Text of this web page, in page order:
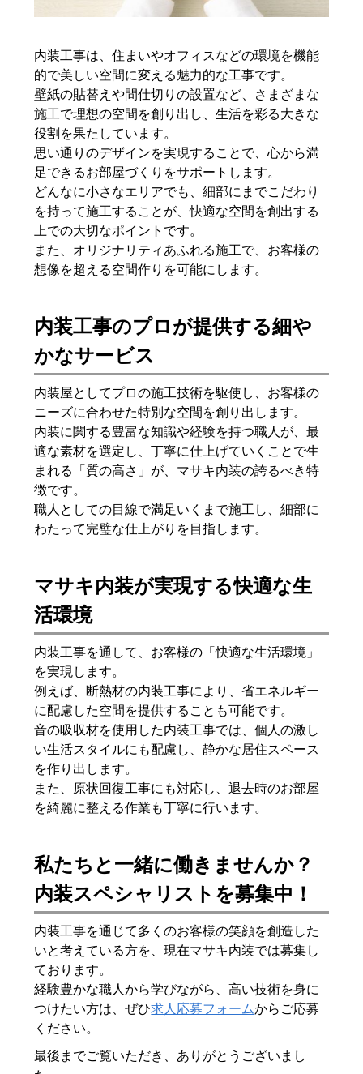
内装工事は、住まいやオフィスなどの環境を機能
的で美しい空間に変える魅力的な工事です。
壁紙の貼替えや間仕切りの設置など、さまざまな
施工で理想の空間を創り出し、生活を彩る大きな
役割を果たしています。
思い通りのデザインを実現することで、心から満
足できるお部屋づくりをサポートします。
どんなに小さなエリアでも、細部にまでこだわり
を持って施工することが、快適な空間を創出する
上での大切なポイントです。
また、オリジナリティあふれる施工で、お客様の
想像を超える空間作りを可能にします。
内装工事のプロが提供する細や
かなサービス
内装屋としてプロの施工技術を駆使し、お客様の
ニーズに合わせた特別な空間を創り出します。
内装に関する豊富な知識や経験を持つ職人が、最
適な素材を選定し、丁寧に仕上げていくことで生
まれる「質の高さ」が、マサキ内装の誇るべき特
徴です。
職人としての目線で満足いくまで施工し、細部に
わたって完璧な仕上がりを目指します。
マサキ内装が実現する快適な生
活環境
内装工事を通して、お客様の「快適な生活環境」
を実現します。
例えば、断熱材の内装工事により、省エネルギー
に配慮した空間を提供することも可能です。
音の吸収材を使用した内装工事では、個人の激し
い生活スタイルにも配慮し、静かな居住スペース
を作り出します。
また、原状回復工事にも対応し、退去時のお部屋
を綺麗に整える作業も丁寧に行います。
私たちと一緒に働きませんか？
内装スペシャリストを募集中！
内装工事を通じて多くのお客様の笑顔を創造した
いと考えている方を、現在マサキ内装では募集し
ております。
経験豊かな職人から学びながら、高い技術を身に
つけたい方は、ぜひ求人応募フォームからご応募
ください。
最後までご覧いただき、ありがとうございまし